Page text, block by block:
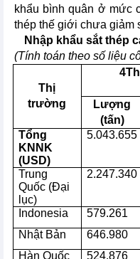
khẩu bình quân ở mức
thép thế giới chưa giảm
Nhập khẩu sắt thép
(Tính toán theo số liệu
Thị
trường
4
Lượng
(tấn)
Tổng
KNN K
(USD)
5.043.655
Trung
Quốc (Đại
lục)
2.247.340
Indonesia 579.261
Nhật Bản
646.980
Hàn Quốc
524.876